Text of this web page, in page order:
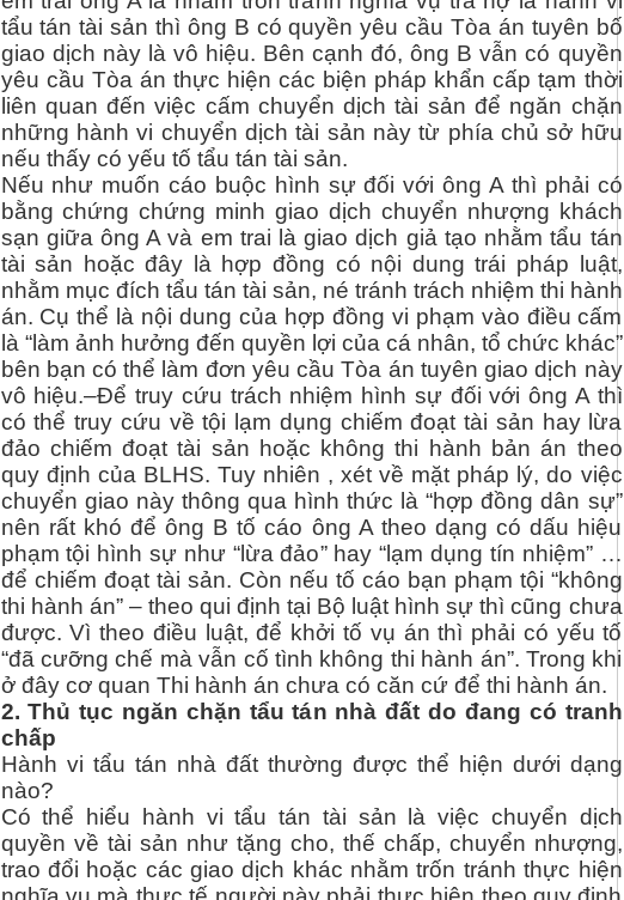
tẩu tán tài sản thì ông B có quyền yêu cầu Tòa án tuyên bố
giao dịch này là vô hiệu. Bên cạnh đó, ông B vẫn có quyền
yêu cầu Tòa án thực hiện các biện pháp khẩn cấp tạm thời
liên quan đến việc cấm chuyển dịch tài sản để ngăn chặn
những hành vi chuyển dịch tài sản này từ phía chủ sở hữu
nếu thấy có yếu tố tẩu tán tài sản.
Nếu như muốn cáo buộc hình sự đối với ông A thì phải có
bằng chứng chứng minh giao dịch chuyển nhượng khách
sạn giữa ông A và em trai là giao dịch giả tạo nhằm tẩu tán
tài sản hoặc đây là hợp đồng có nội dung trái pháp luật,
nhằm mục đích tẩu tán tài sản, né tránh trách nhiệm thi hành
án. Cụ thể là nội dung của hợp đồng vi phạm vào điều cấm
là “làm ảnh hưởng đến quyền lợi của cá nhân, tổ chức khác”
bên bạn có thể làm đơn yêu cầu Tòa án tuyên giao dịch này
vô hiệu.–Để truy cứu trách nhiệm hình sự đối với ông A thì
có thể truy cứu về tội lạm dụng chiếm đoạt tài sản hay lừa
đảo chiếm đoạt tài sản hoặc không thi hành bản án theo
quy định của BLHS. Tuy nhiên , xét về mặt pháp lý, do việc
chuyển giao này thông qua hình thức là “hợp đồng dân sự”
nên rất khó để ông B tố cáo ông A theo dạng có dấu hiệu
phạm tội hình sự như “lừa đảo” hay “lạm dụng tín nhiệm” …
để chiếm đoạt tài sản. Còn nếu tố cáo bạn phạm tội “không
thi hành án” – theo qui định tại Bộ luật hình sự thì cũng chưa
được. Vì theo điều luật, để khởi tố vụ án thì phải có yếu tố
“đã cưỡng chế mà vẫn cố tình không thi hành án”. Trong khi
ở đây cơ quan Thi hành án chưa có căn cứ để thi hành án.
2. Thủ tục ngăn chặn tẩu tán nhà đất do đang có tranh
chấp
Hành vi tẩu tán nhà đất thường được thể hiện dưới dạng
nào?
Có thể hiểu hành vi tẩu tán tài sản là việc chuyển dịch
quyền về tài sản như tặng cho, thế chấp, chuyển nhượng,
trao đổi hoặc các giao dịch khác nhằm trốn tránh thực hiện